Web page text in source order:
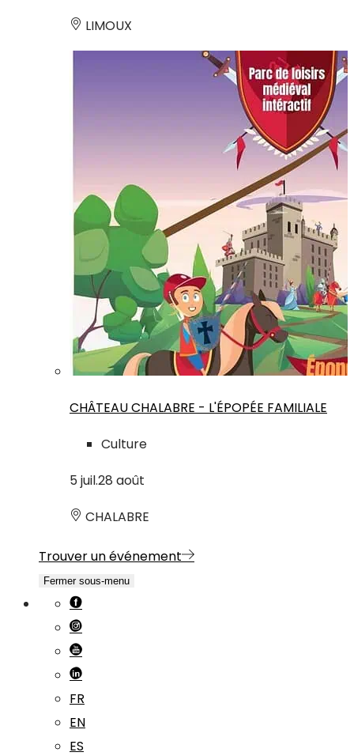
LIMOUX
CHÂTEAU CHALABRE - L'ÉPOPÉE FAMILIALE
Culture
5 juil.28 août
CHALABRE
Trouver un événement
Fermer sous-menu
FR
EN
ES